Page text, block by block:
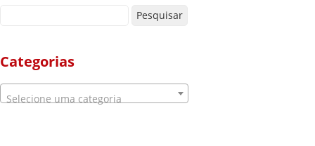
Categorias
Selecione uma categoria